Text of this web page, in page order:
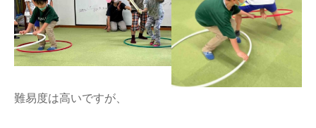
難易度は高いですが、